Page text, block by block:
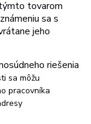
tovarom
sa s
jeho
riešenia
samôžu
pracovníka